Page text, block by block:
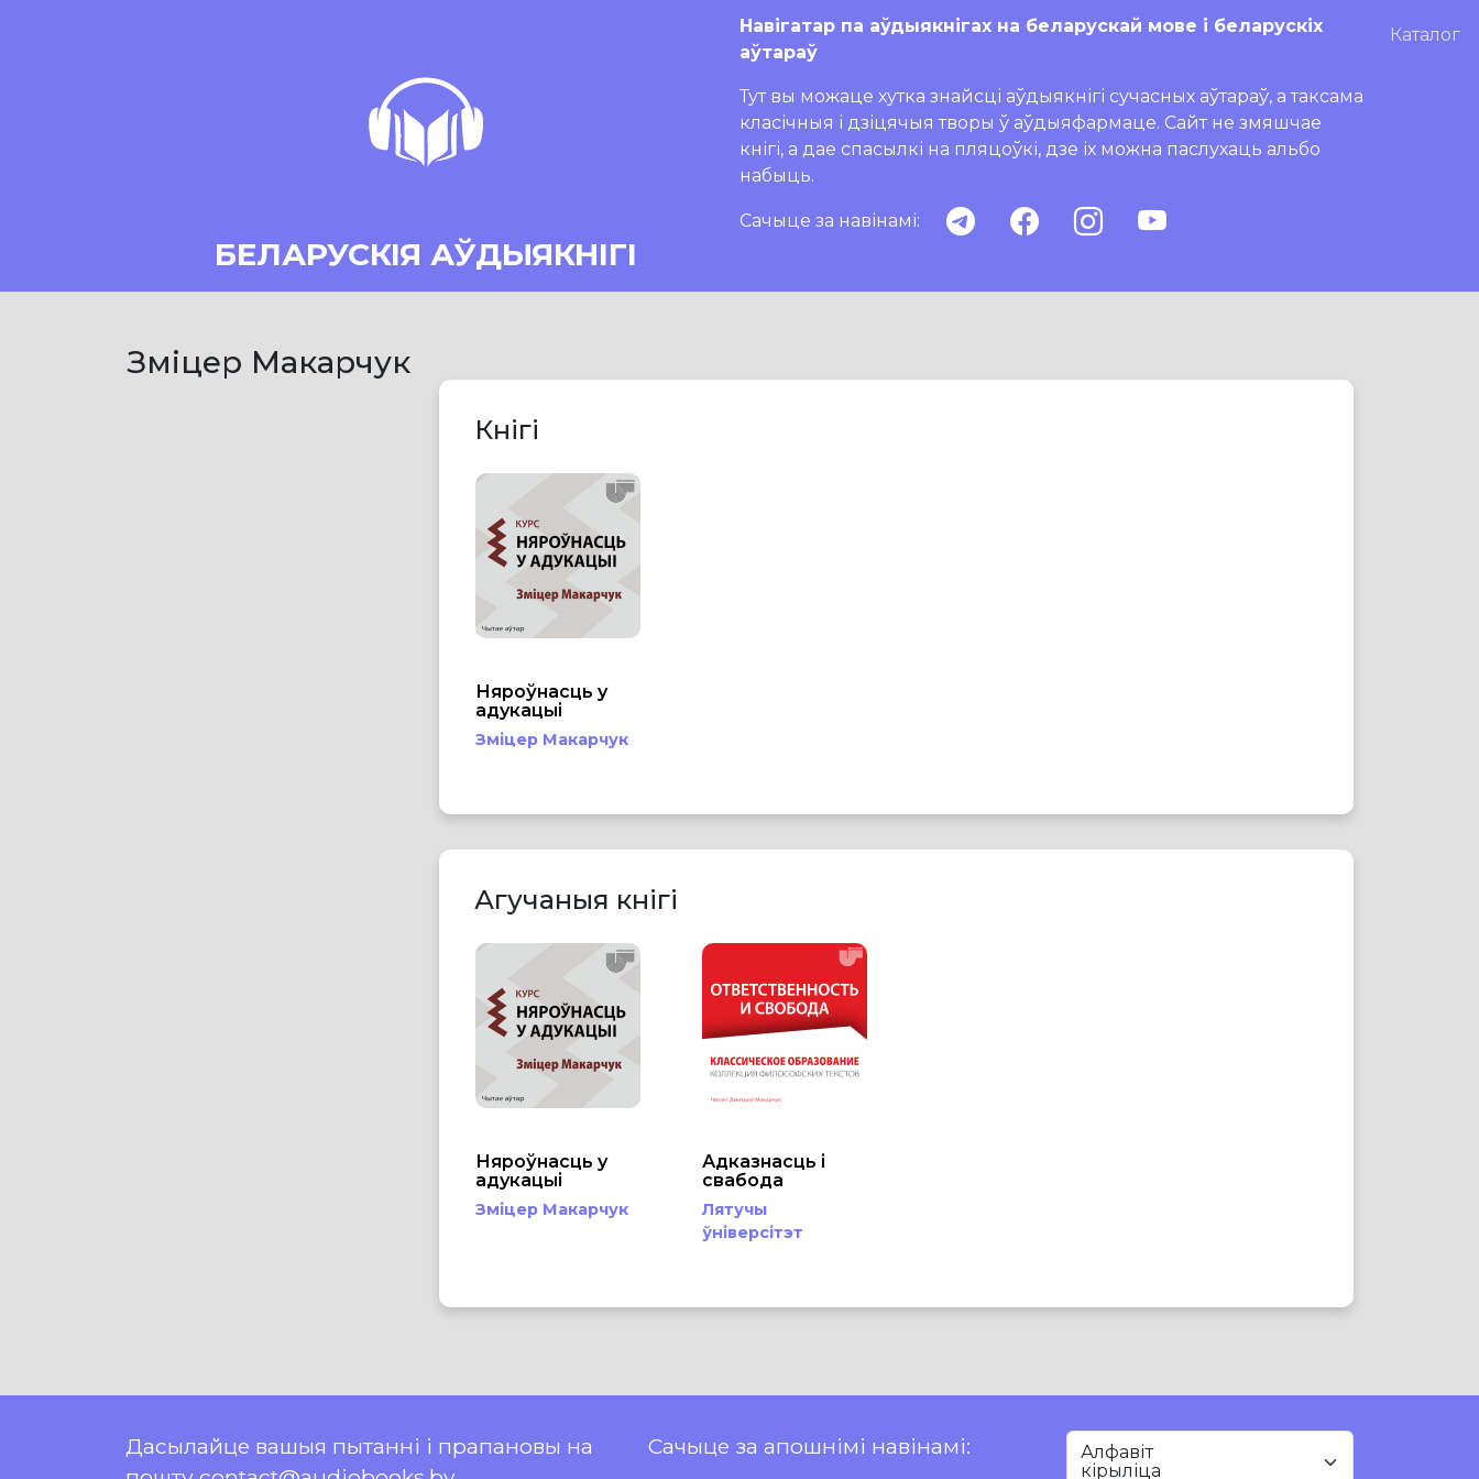
БЕЛАРУСКІЯ АЎДЫЯКНІГІ
Навігатар па аўдыякнігах на беларускай мове і беларускіх
аўтараў
Тут вы можаце хутка знайсці аўдыякнігі сучасных аўтараў, а таксама
класічныя і дзіцячыя творы ў аўдыяфармаце. Сайт не змяшчае
кнігі, а дае спасылкі на пляцоўкі, дзе іх можна паслухаць альбо
набыць.
Сачыце за навінамі:
Каталог
Зміцер Макарчук
Кнігі
Няроўнасць у
адукацыі
Зміцер Макарчук
Агучаныя кнігі
Няроўнасць у
адукацыі
Зміцер Макарчук
Адказнасць і
свабода
Лятучы
ўніверсітэт
Дасылайце вашыя пытанні і прапановы на
Сачыце за апошнімі навінамі: Алфавіт